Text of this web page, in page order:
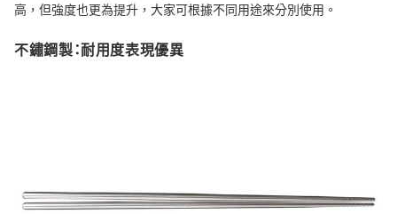
高，但強度也更為提升 ，大家可根據不同用途來分別使用。
不鏽鋼製：耐用度表現優異